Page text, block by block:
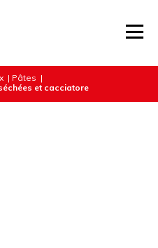
| Pâtes |
et cacciatore